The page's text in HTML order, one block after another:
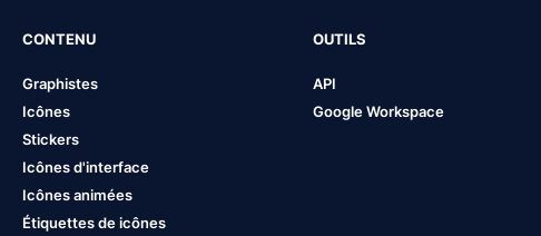
CONTENU
Graphistes
Icônes
Stickers
Icônes d'interface
Icônes animées
Étiquettes de icônes
OUTILS
API
Google Workspace